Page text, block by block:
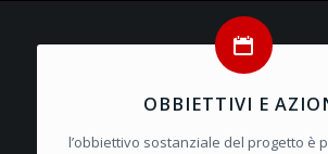
OBBIETTIVI E
l’obbiettivo sostanziale del progetto è